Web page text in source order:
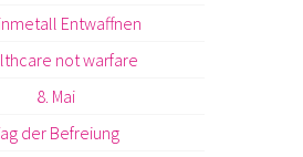
Entwaffnen
not warfare
8. Mai
der Befreiung